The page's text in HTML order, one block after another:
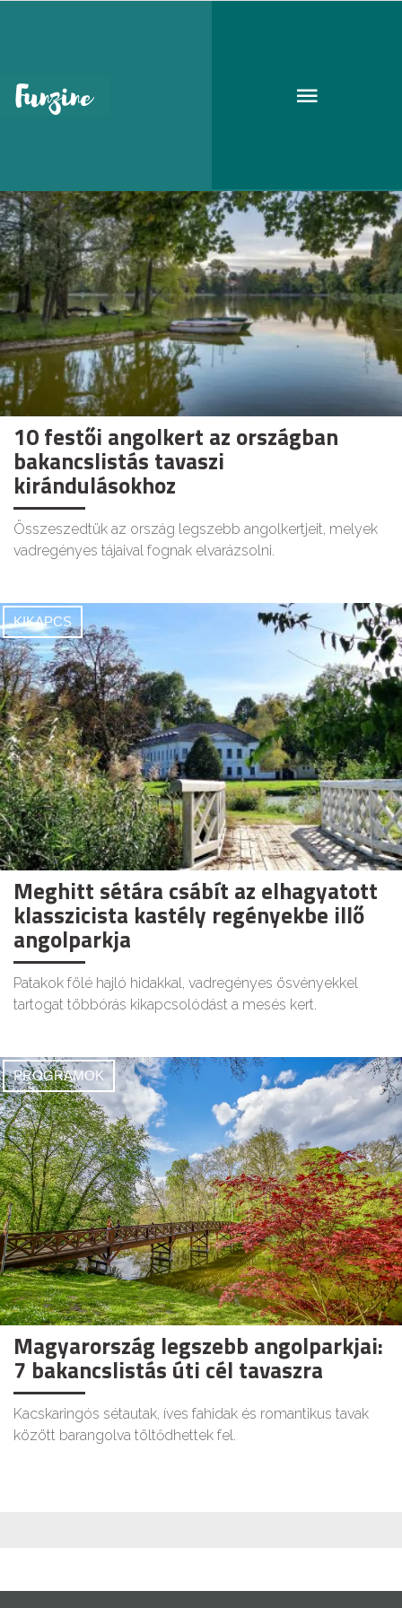
angolpark
10 festői angolkert az országban
bakancslistás tavaszi
kirándulásokhoz
Összeszedtük az ország legszebb angolkertjeit, melyek
vadregényes tájaival fognak elvarázsolni.
KIKAPCS
Meghitt sétára csábít az elhagyatott
klasszicista kastély regényekbe illő
angolparkja
Patakok fölé hajló hidakkal, vadregényes ösvényekkel
tartogat többórás kikapcsolódást a mesés kert.
PROGRAMOK
Magyarország legszebb angolparkjai:
7 bakancslistás úti cél tavaszra
Kacskaringós sétautak, íves fahidak és romantikus tavak
között barangolva töltődhettek fel.